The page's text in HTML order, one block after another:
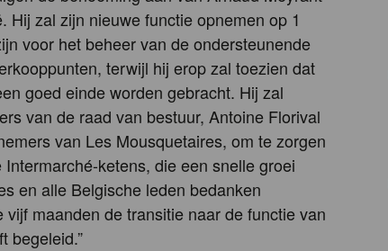
Hij zal zijn nieuwe functie opnemen op 1
voor het beheer van de ondersteunende
terwijl hij erop zal toezien dat
goed einde worden gebracht. Hij zal
van de raad van bestuur, Antoine Florival
van Les Mousquetaires, om te zorgen
ketens, die een snelle groei
en alle Belgische leden bedanken
maanden de transitie naar de functie van
begeleid.”